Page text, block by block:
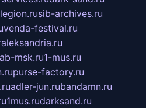
sib-archives.ru
venda-festival.ru
msk.ru1-mus.ru
purse-factory.ru
adler-jun.rubandamn.ru
1mus.rudarksand.ru